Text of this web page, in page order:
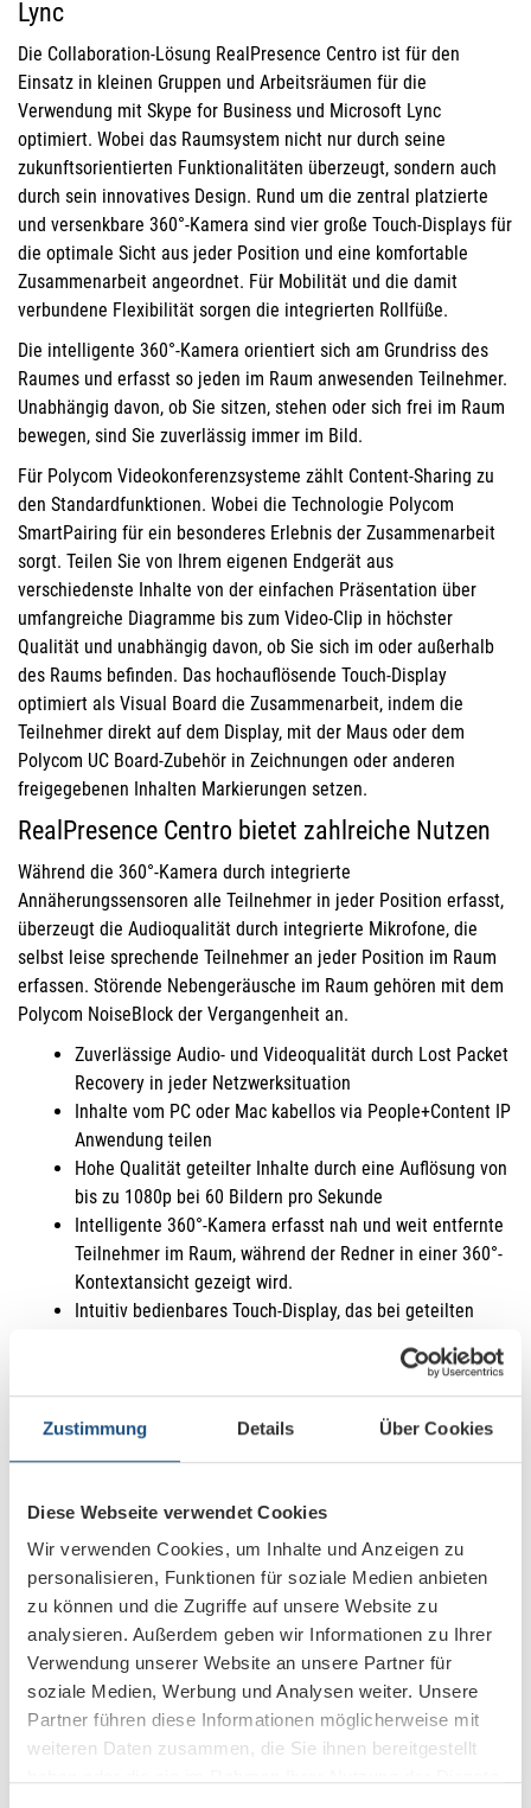
Zustimmung Details Über Cookies
Diese Webseite verwendet Cookies
Wir verwenden Cookies, um Inhalte und Anzeigen zu
personalisieren, Funktionen für soziale Medien anbieten
zu können und die Zugriffe auf unsere Website zu
analysieren. Außerdem geben wir Informationen zu Ihrer
Verwendung unserer Website an unsere Partner für
soziale Medien, Werbung und Analysen weiter. Unsere
Partner führen diese Informationen möglicherweise mit
weiteren Daten zusammen, die Sie ihnen bereitgestellt
Lync
Die Collaboration-Lösung RealPresence Centro ist für den
Einsatz in kleinen Gruppen und Arbeitsräumen für die
Verwendung mit Skype for Business und Microsoft Lync
optimiert. Wobei das Raumsystem nicht nur durch seine
zukunftsorientierten Funktionalitäten überzeugt, sondern auch
durch sein innovatives Design. Rund um die zentral platzierte
und versenkbare 360°-Kamera sind vier große Touch-Displays für
die optimale Sicht aus jeder Position und eine komfortable
Zusammenarbeit angeordnet. Für Mobilität und die damit
verbundene Flexibilität sorgen die integrierten Rollfüße.
Die intelligente 360°-Kamera orientiert sich am Grundriss des
Raumes und erfasst so jeden im Raum anwesenden Teilnehmer.
Unabhängig davon, ob Sie sitzen, stehen oder sich frei im Raum
bewegen, sind Sie zuverlässig immer im Bild.
Für Polycom Videokonferenzsysteme zählt Content-Sharing zu
den Standardfunktionen. Wobei die Technologie Polycom
SmartPairing für ein besonderes Erlebnis der Zusammenarbeit
sorgt. Teilen Sie von Ihrem eigenen Endgerät aus
verschiedenste Inhalte von der einfachen Präsentation über
umfangreiche Diagramme bis zum Video-Clip in höchster
Qualität und unabhängig davon, ob Sie sich im oder außerhalb
des Raums befinden. Das hochauflösende Touch-Display
optimiert als Visual Board die Zusammenarbeit, indem die
Teilnehmer direkt auf dem Display, mit der Maus oder dem
Polycom UC Board-Zubehör in Zeichnungen oder anderen
freigegebenen Inhalten Markierungen setzen.
RealPresence Centro bietet zahlreiche Nutzen
Während die 360°-Kamera durch integrierte
Annäherungssensoren alle Teilnehmer in jeder Position erfasst,
überzeugt die Audioqualität durch integrierte Mikrofone, die
selbst leise sprechende Teilnehmer an jeder Position im Raum
erfassen. Störende Nebengeräusche im Raum gehören mit dem
Polycom NoiseBlock der Vergangenheit an.
Zuverlässige Audio- und Videoqualität durch Lost Packet
Recovery in jeder Netzwerksituation
Inhalte vom PC oder Mac kabellos via People+Content IP
Anwendung teilen
Hohe Qualität geteilter Inhalte durch eine Auflösung von
bis zu 1080p bei 60 Bildern pro Sekunde
Intelligente 360°-Kamera erfasst nah und weit entfernte
Teilnehmer im Raum, während der Redner in einer 360°-
Kontextansicht gezeigt wird.
Intuitiv bedienbares Touch-Display, das bei geteilten
[templatera id=“14112″][it_heading heading_align=“centered“
weight=““ sub_weight=““]Jetzt Informationen
family=“Roboto Condensed“ weight=““ sub_weight=““
el_class=“video“]Entdecken Sie die neusten Innovationen aus
dem Bereich der Videokonferenz[/it_heading][templatera
id=“9206″][it_heading heading_style=“style3″
heading_align=“centered“ tag=“h2″ weight=““ sub_weight=““
padd_top=“40″]
Unsere Referenzen im Bereich
Videokonferenz
[/it_heading][pik_projekte category="41" to_show
= "8"][it_heading heading_align=“centered“ weight=““
sub_weight=““]Aktuelle News zu Videokonferenzen[/it_heading]